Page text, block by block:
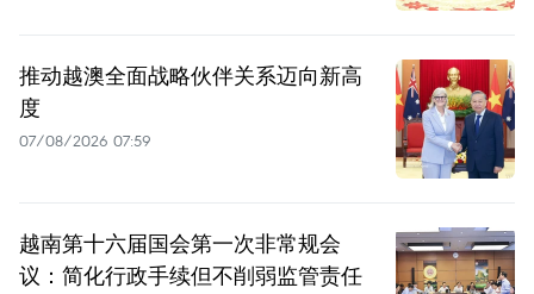
推动越澳全面战略伙伴关系迈向新高
度
07/08/2026 07:59
越南第十六届国会第一次非常规会
议：简化行政手续但不削弱监管责任